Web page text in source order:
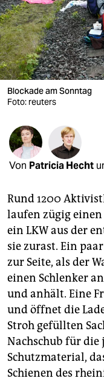
nord
wahrheit
verlag
verlag
veranstaltungen
shop
unterstützen
abo
genossenschaft
epaper login
Blockade am Sonntag
Foto: reuters
Von Patricia Hecht
Rund 1200
laufen zügig
ein LKW aus der
sie zurast. Ein
zur Seite, als der
einen Schlenker
und anhält. Eine
und öffnet die
Stroh gefüllten
Nachschub für
Schutzmaterial,
Schienen des